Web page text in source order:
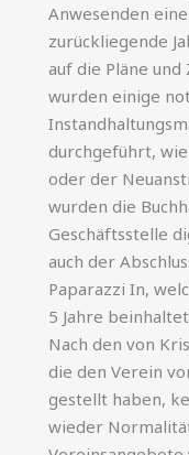
Anwesenden
zurückliegende
auf die Pläne und
wurden einige
durchgeführt, wie
oder der
wurden die
Geschäftsstelle
auch der
Paparazzi In,
5 Jahre
Nach den von
die den Verein
gestellt haben,
wieder